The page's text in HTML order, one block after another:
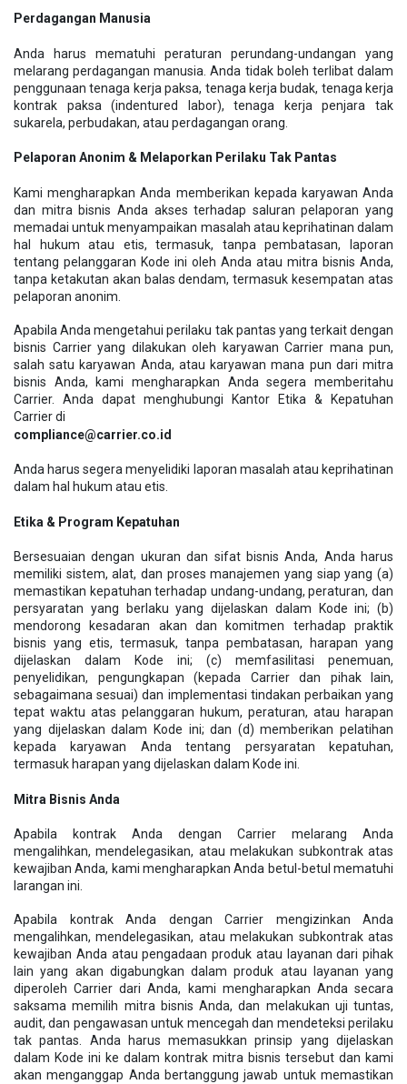
Perdagangan Manusia
Anda harus mematuhi peraturan perundang-undangan yang
melarang perdagangan manusia. Anda tidak boleh terlibat dalam
penggunaan tenaga kerja paksa, tenaga kerja budak, tenaga kerja
kontrak paksa (indentured labor), tenaga kerja penjara tak
sukarela, perbudakan, atau perdagangan orang.
Pelaporan Anonim & Melaporkan Perilaku Tak Pantas
Kami mengharapkan Anda memberikan kepada karyawan Anda
dan mitra bisnis Anda akses terhadap saluran pelaporan yang
memadai untuk menyampaikan masalah atau keprihatinan dalam
hal hukum atau etis, termasuk, tanpa pembatasan, laporan
tentang pelanggaran Kode ini oleh Anda atau mitra bisnis Anda,
tanpa ketakutan akan balas dendam, termasuk kesempatan atas
pelaporan anonim.
Apabila Anda mengetahui perilaku tak pantas yang terkait dengan
bisnis Carrier yang dilakukan oleh karyawan Carrier mana pun,
salah satu karyawan Anda, atau karyawan mana pun dari mitra
bisnis Anda, kami mengharapkan Anda segera memberitahu
Carrier. Anda dapat menghubungi Kantor Etika & Kepatuhan
Carrier di
compliance@carrier.co.id
Anda harus segera menyelidiki laporan masalah atau keprihatinan
dalam hal hukum atau etis.
Etika & Program Kepatuhan
Bersesuaian dengan ukuran dan sifat bisnis Anda, Anda harus
memiliki sistem, alat, dan proses manajemen yang siap yang (a)
memastikan kepatuhan terhadap undang-undang, peraturan, dan
persyaratan yang berlaku yang dijelaskan dalam Kode ini; (b)
mendorong kesadaran akan dan komitmen terhadap praktik
bisnis yang etis, termasuk, tanpa pembatasan, harapan yang
dijelaskan dalam Kode ini; (c) memfasilitasi penemuan,
penyelidikan, pengungkapan (kepada Carrier dan pihak lain,
sebagaimana sesuai) dan implementasi tindakan perbaikan yang
tepat waktu atas pelanggaran hukum, peraturan, atau harapan
yang dijelaskan dalam Kode ini; dan (d) memberikan pelatihan
kepada karyawan Anda tentang persyaratan kepatuhan,
termasuk harapan yang dijelaskan dalam Kode ini.
Mitra Bisnis Anda
Apabila kontrak Anda dengan Carrier melarang Anda
mengalihkan, mendelegasikan, atau melakukan subkontrak atas
kewajiban Anda, kami mengharapkan Anda betul-betul mematuhi
larangan ini.
Apabila kontrak Anda dengan Carrier mengizinkan Anda
mengalihkan, mendelegasikan, atau melakukan subkontrak atas
kewajiban Anda atau pengadaan produk atau layanan dari pihak
lain yang akan digabungkan dalam produk atau layanan yang
diperoleh Carrier dari Anda, kami mengharapkan Anda secara
saksama memilih mitra bisnis Anda, dan melakukan uji tuntas,
audit, dan pengawasan untuk mencegah dan mendeteksi perilaku
tak pantas. Anda harus memasukkan prinsip yang dijelaskan
dalam Kode ini ke dalam kontrak mitra bisnis tersebut dan kami
akan menganggap Anda bertanggung jawab untuk memastikan